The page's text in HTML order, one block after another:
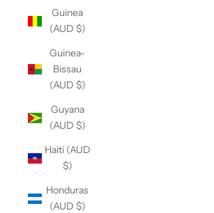
Guinea
(AUD $)
Guinea-
Bissau
(AUD $)
Guyana
(AUD $)
Haiti (AUD
$)
Honduras
(AUD $)